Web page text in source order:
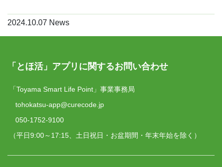
2024.10.07 News
「とほ活」アプリに関するお問い合わせ
「Toyama Smart Life Point」事業事務局
tohokatsu-app@curecode.jp
050-1752-9100
（平日9:00～17:15、土日祝日・お盆期間・年末年始を除く）